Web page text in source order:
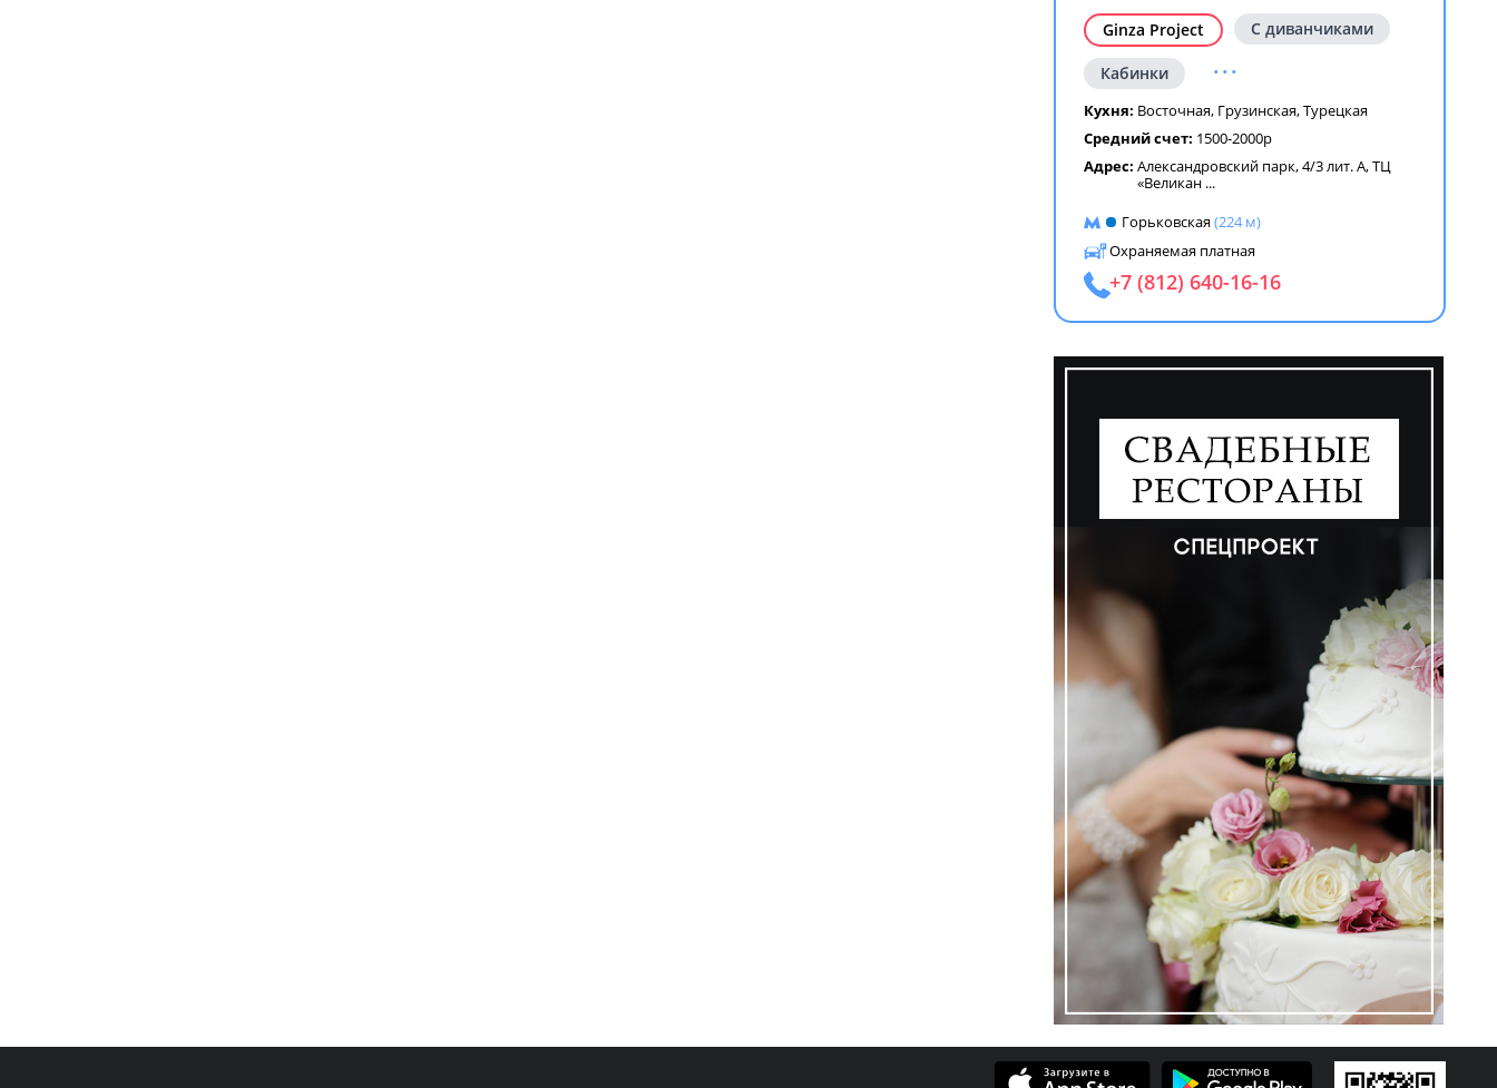
Ginza Project С диванчиками
Кабинки ...
Кухня: Восточная, Грузинская,Турецкая
Средний счет: 1500-2000р
Адрес: Александровский парк, 4/3 лит. А, ТЦ
«Великан ...
Горьковская(224 м)
Охраняемая платная
+7 (812) 640-16-16